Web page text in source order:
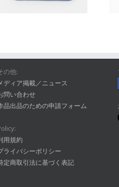
の他:
ディア掲載／ニュース
問い合わせ
品出品のための申請フォーム
用規約
ライバシーポリシー
定商取引法に基づく表記